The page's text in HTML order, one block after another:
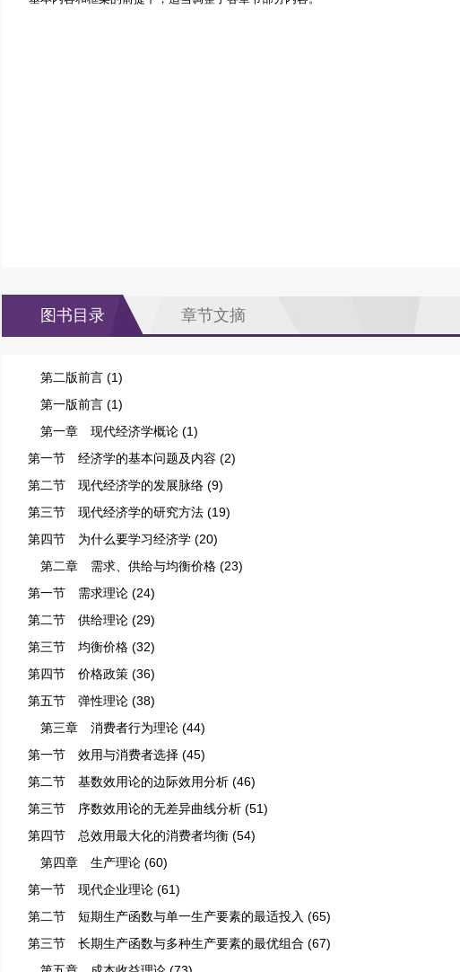
图书目录 章节文摘
第二版前言 (1)
第一版前言 (1)
第一章 现代经济学概论 (1)
第一节 经济学的基本问题及内容 (2)
第二节 现代经济学的发展脉络 (9)
第三节 现代经济学的研究方法 (19)
第四节 为什么要学习经济学 (20)
第二章 需求、供给与均衡价格 (23)
第一节 需求理论 (24)
第二节 供给理论 (29)
第三节 均衡价格 (32)
第四节 价格政策 (36)
第五节 弹性理论 (38)
第三章 消费者行为理论 (44)
第一节 效用与消费者选择 (45)
第二节 基数效用论的边际效用分析 (46)
第三节 序数效用论的无差异曲线分析 (51)
第四节 总效用最大化的消费者均衡 (54)
第四章 生产理论 (60)
第一节 现代企业理论 (61)
第二节 短期生产函数与单一生产要素的最适投入 (65)
第三节 长期生产函数与多种生产要素的最优组合 (67)